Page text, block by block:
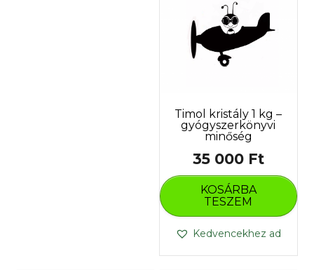
Timol kristály 1 kg –
gyógyszerkönyvi
minőség
35 000 Ft
KOSÁRBA
TESZEM
Kedvencekhez ad